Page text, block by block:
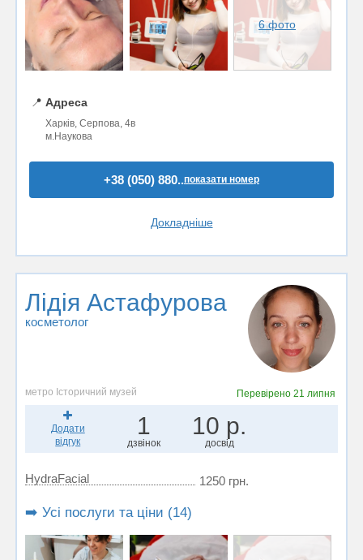
6 фото
📍 Адреса
Харків, Серпова, 4в
м.Наукова
+38 (050) 880..показати номер
Докладніше
Лідія Астафурова
косметолог
метро Історичний музей Перевірено 21 липня
Додати
відгук
1
дзвінок
10 р.
досвід
HydraFacial 1250 грн.
➡️ Усі послуги та ціни (14)